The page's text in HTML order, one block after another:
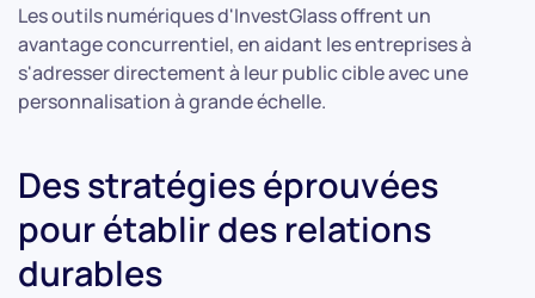
Les outils numériques d'InvestGlass offrent un
avantage concurrentiel, en aidant les entreprises à
s'adresser directement à leur public cible avec une
personnalisation à grande échelle.
Des stratégies éprouvées
pour établir des relations
durables